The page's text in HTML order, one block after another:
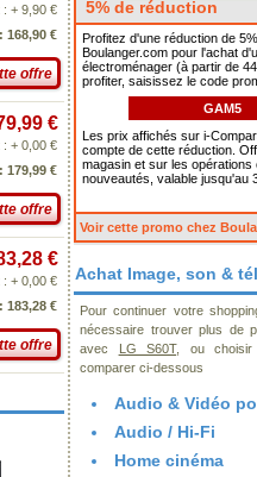
: + 9,90 €
168,90 €
offre
€
: + 0,00 €
179,99 €
offre
€
: + 0,00 €
183,28 €
offre
5% de réduction
Profitez d'une réduction de
Boulanger.com pour l'achat
électroménager (à partir de
profiter, saisissez le code
GAM5
Les prix affichés sur i-
compte de cette réduction.
magasin et sur les opérations
nouveautés, valable jusqu'au
Voir cette promo chez
Achat Image, son &
Pour continuer votre
nécessaire trouver plus de
avec
LG S60T, ou choisir
comparer ci-dessous
Audio & Vidéo
Audio / Hi-Fi
Home cinéma